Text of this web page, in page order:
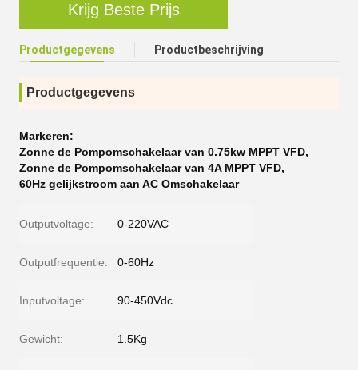
Krijg Beste Prijs
Productgegevens Productbeschrijving
Productgegevens
Markeren:
Zonne de Pompomschakelaar van 0.75kw MPPT VFD,
Zonne de Pompomschakelaar van 4A MPPT VFD,
60Hz gelijkstroom aan AC Omschakelaar
Outputvoltage: 0-220VAC
Outputfrequentie: 0-60Hz
Inputvoltage: 90-450Vdc
Gewicht: 1.5Kg